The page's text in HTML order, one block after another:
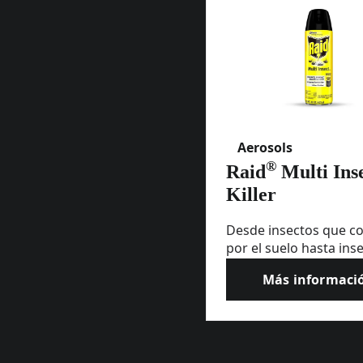
Aerosols
Raid ® Multi
Killer
Desde insectos que
por el suelo hasta
spray Raid ®Multi
controla los
insectos más
Raid®
Más